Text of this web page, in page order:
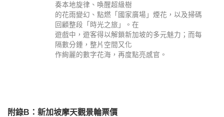
奏本地旋律、喚醒超級樹
的花雨變幻、點燃「國家廣場」煙花，以及掃碼
回顧整段「時光之旅」。在
遊戲中，遊客得以解鎖新加坡的多元魅力；而每
隔數分鍾，整片空間又化
作絢麗的數字花海，再度點亮感官。
附錄B ：新加坡摩天觀景輪票價